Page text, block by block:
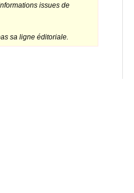
issues de
sa ligne éditoriale.